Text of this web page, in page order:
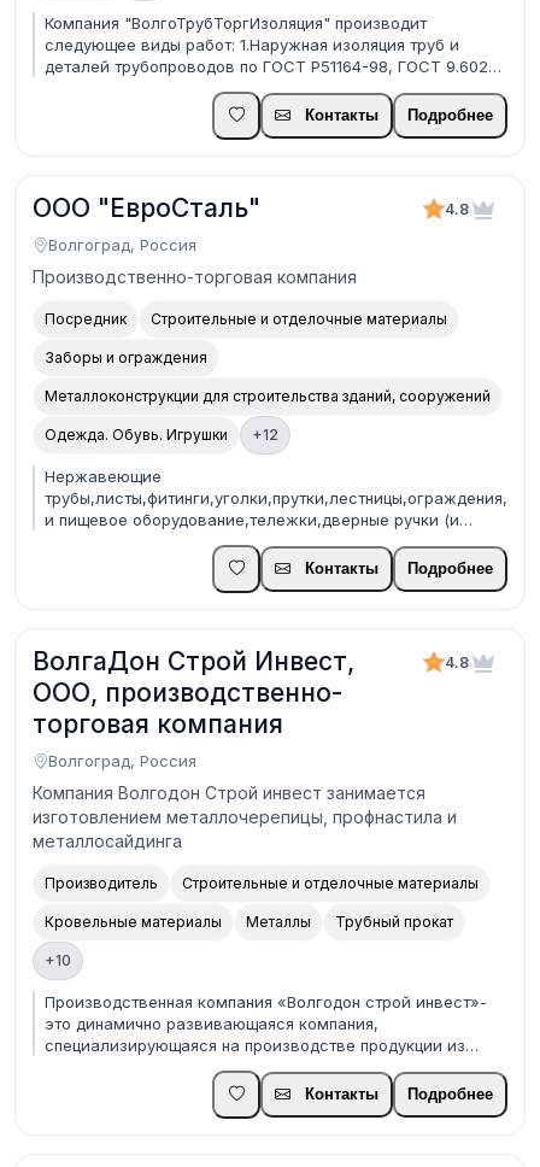
Компания "ВолгоТрубТоргИзоляция" производит
следующее виды работ: 1.Наружная изоляция труб и
деталей трубопроводов по ГОСТ Р51164-98, ГОСТ 9.602-
2005. диаметром от 57 до 3000мм. 2.Внутреннее
цементно-песчаное покрытие по ТУ1390-003-0400595203.
диаметром от 530 до 3000мм. 3.Нанесение
Контакты Подробнее
ООО "ЕвроСталь"
Волгоград, Россия
4.8
Производственно-торговая компания
Посредник Строительные и отделочные материалы
Заборы и ограждения
Металлоконструкции для строительства зданий, сооружений
Одежда. Обувь. Игрушки +12
Нержавеющие
и пищевое оборудование,тележки,дверные ручки (и
прочие),отбойники,за...
Контакты Подробнее
ВолгаДон Строй Инвест,
ООО, производственно-
торговая компания
Волгоград, Россия
4.8
Компания Волгодон Строй инвест занимается
изготовлением металлочерепицы, профнастила и
металлосайдинга
Производитель Строительные и отделочные материалы
Кровельные материалы Металлы Трубный прокат
+10
Производственная компания «Волгодон строй инвест»-
это динамично развивающаяся компания,
специализирующаяся на производстве продукции из
тонколистовой оцинкованной стали и стали с
полимерным покрытием, а также дальнейшей
реализации готовой продукции. Образована в 2016 году в
Контакты Подробнее